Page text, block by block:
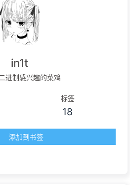
in1t
进制感兴趣的菜鸡
标签
18
添加到书签